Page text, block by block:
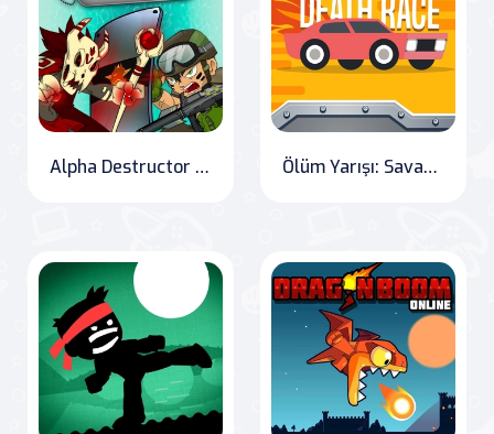
Alpha Destructor 1: The Last Defense Ölüm Yarışı: Savaşçı Sürücüler